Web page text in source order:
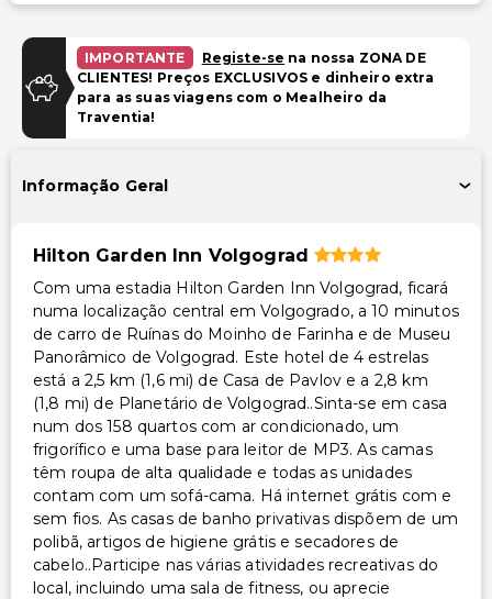
Estacionamento
Estacionamento gratuito
Salas de reunião
Espaço para conferências
Transporte
Transporte para o aeroporto (custo adicional)
Acessibilidade
Acessibilidade no quarto (em quartos selecionados)
Recepção acessível para cadeira de rodas
Centro de fitness acessível para cadeira de rodas
Receção com concierge acessível para cadeira de
rodas
Restaurante no local acessível para cadeira de rodas
IMPORTANTE Registe-se na nossa ZONA DE
CLIENTES! Preços EXCLUSIVOS e dinheiro extra
para as suas viagens com o Mealheiro da
Traventia!
Informação Geral
Hilton Garden Inn Volgograd
Com uma estadia Hilton Garden Inn Volgograd, ficará
numa localização central em Volgogrado, a 10 minutos
de carro de Ruínas do Moinho de Farinha e de Museu
Panorâmico de Volgograd. Este hotel de 4 estrelas
está a 2,5 km (1,6 mi) de Casa de Pavlov e a 2,8 km
(1,8 mi) de Planetário de Volgograd..Sinta-se em casa
num dos 158 quartos com ar condicionado, um
frigorífico e uma base para leitor de MP3. As camas
têm roupa de alta qualidade e todas as unidades
contam com um sofá-cama. Há internet grátis com e
sem fios. As casas de banho privativas dispõem de um
polibã, artigos de higiene grátis e secadores de
cabelo..Participe nas várias atividades recreativas do
local, incluindo uma sala de fitness, ou aprecie